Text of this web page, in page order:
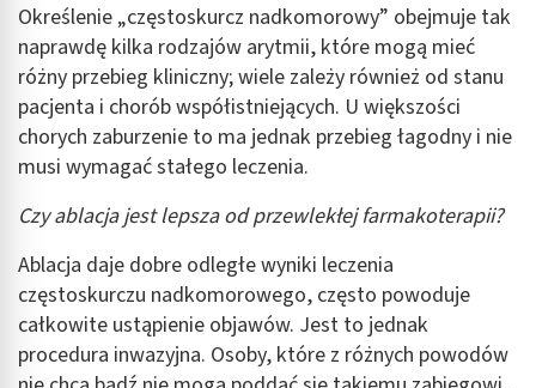
Określenie „częstoskurcz nadkomorowy” obejmuje tak
naprawdę kilka rodzajów arytmii, które mogą mieć
różny przebieg kliniczny; wiele zależy również od stanu
pacjenta i chorób współistniejących. U większości
chorych zaburzenie to ma jednak przebieg łagodny i nie
musi wymagać stałego leczenia.
Czy ablacja jest lepsza od przewlekłej farmakoterapii?
Ablacja daje dobre odległe wyniki leczenia
częstoskurczu nadkomorowego, często powoduje
całkowite ustąpienie objawów. Jest to jednak
procedura inwazyjna. Osoby, które z różnych powodów